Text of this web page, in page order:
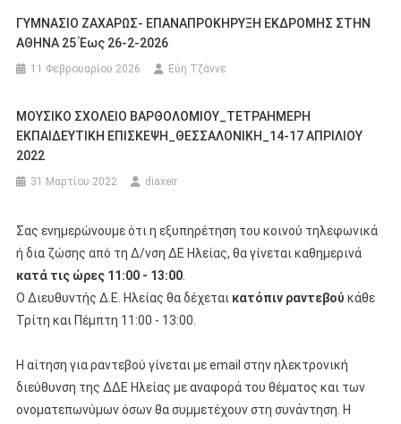
ΓΥΜΝΑΣΙΟ ΖΑΧΑΡΩΣ- ΕΠΑΝΑΠΡΟΚΗΡΥΞΗ ΕΚΔΡΟΜΗΣ ΣΤΗΝ
ΑΘΗΝΑ 25 Έως 26-2-2026
11 Φεβρουαρίου 2026 Εύη Τζάννε
ΜΟΥΣΙΚΟ ΣΧΟΛΕΙΟ ΒΑΡΘΟΛΟΜΙΟΥ_ΤΕΤΡΑΗΜΕΡΗ
ΕΚΠΑΙΔΕΥΤΙΚΗ ΕΠΙΣΚΕΨΗ_ΘΕΣΣΑΛΟΝΙΚΗ_14-17 ΑΠΡΙΛΙΟΥ
2022
31 Μαρτίου 2022 diaxeir
Σας ενημερώνουμε ότι η εξυπηρέτηση του κοινού τηλεφωνικά
ή δια ζώσης από τη Δ/νση ΔΕ Ηλείας, θα γίνεται καθημερινά
κατά τις ώρες 11:00 - 13:00.
Ο Διευθυντής Δ.Ε. Ηλείας θα δέχεται κατόπιν ραντεβού κάθε
Τρίτη και Πέμπτη 11:00 - 13:00.
Η αίτηση για ραντεβού γίνεται με email στην ηλεκτρονική
διεύθυνση της ΔΔΕ Ηλείας με αναφορά του θέματος και των
ονοματεπωνύμων όσων θα συμμετέχουν στη συνάντηση. Η